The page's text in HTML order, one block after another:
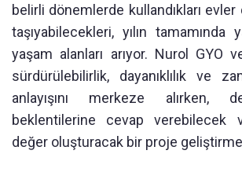
belirli dönemlerde kullandıkları evler
taşıyabilecekleri, yılın tamamında
yaşam alanları arıyor. Nurol GYO
sürdürülebilirlik, dayanıklılık ve
anlayışını merkeze alırken,
beklentilerine cevap verebilecek
değer oluşturacak bir proje